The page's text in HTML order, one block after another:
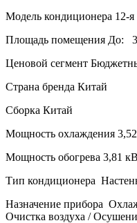
Модель кондиционера 12-я
Площадь помещения До:
Ценовой сегмент
Страна бренда Китай
Сборка Китай
Мощность охлаждения
Мощность обогрева 3,81
Тип кондиционера
Назначение прибора
Очистка воздуха /